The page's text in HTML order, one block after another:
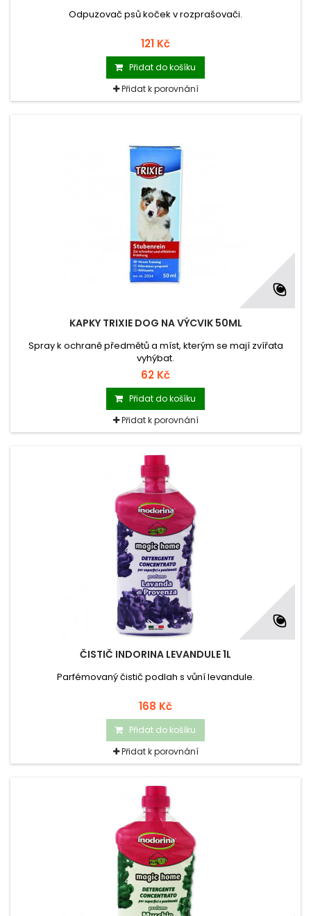
Odpuzovač psů koček v rozprašovači.
121 Kč
Přidat do košíku
Přidat k porovnání
KAPKY TRIXIE DOG NA VÝCVIK 50ML
Spray k ochraně předmětů a míst, kterým se mají zvířata
vyhýbat.
62 Kč
Přidat do košíku
Přidat k porovnání
ČISTIČ INDORINA LEVANDULE 1L
Parfémovaný čistič podlah s vůní levandule.
168 Kč
Přidat do košíku
Přidat k porovnání